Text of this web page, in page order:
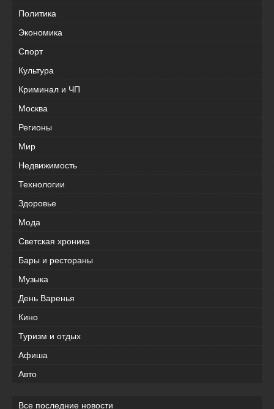
Политика
Экономика
Спорт
Культура
Криминал и ЧП
Москва
Регионы
Мир
Недвижимость
Технологии
Здоровье
Мода
Светская хроника
Бары и рестораны
Музыка
День Варенья
Кино
Туризм и отдых
Афиша
Авто
Все последние новости